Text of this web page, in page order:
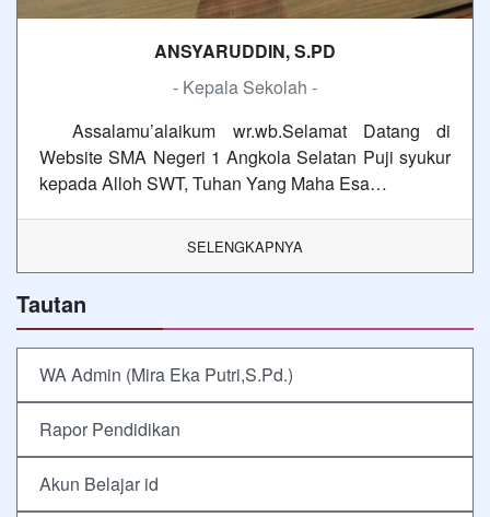
ANSYARUDDIN, S.PD
- Kepala Sekolah -
Assalamu’alaikum wr.wb.Selamat Datang di
Website SMA Negeri 1 Angkola Selatan Puji syukur
kepada Alloh SWT, Tuhan Yang Maha Esa…
SELENGKAPNYA
Tautan
WA Admin (Mira Eka Putri,S.Pd.)
Rapor Pendidikan
Akun Belajar id